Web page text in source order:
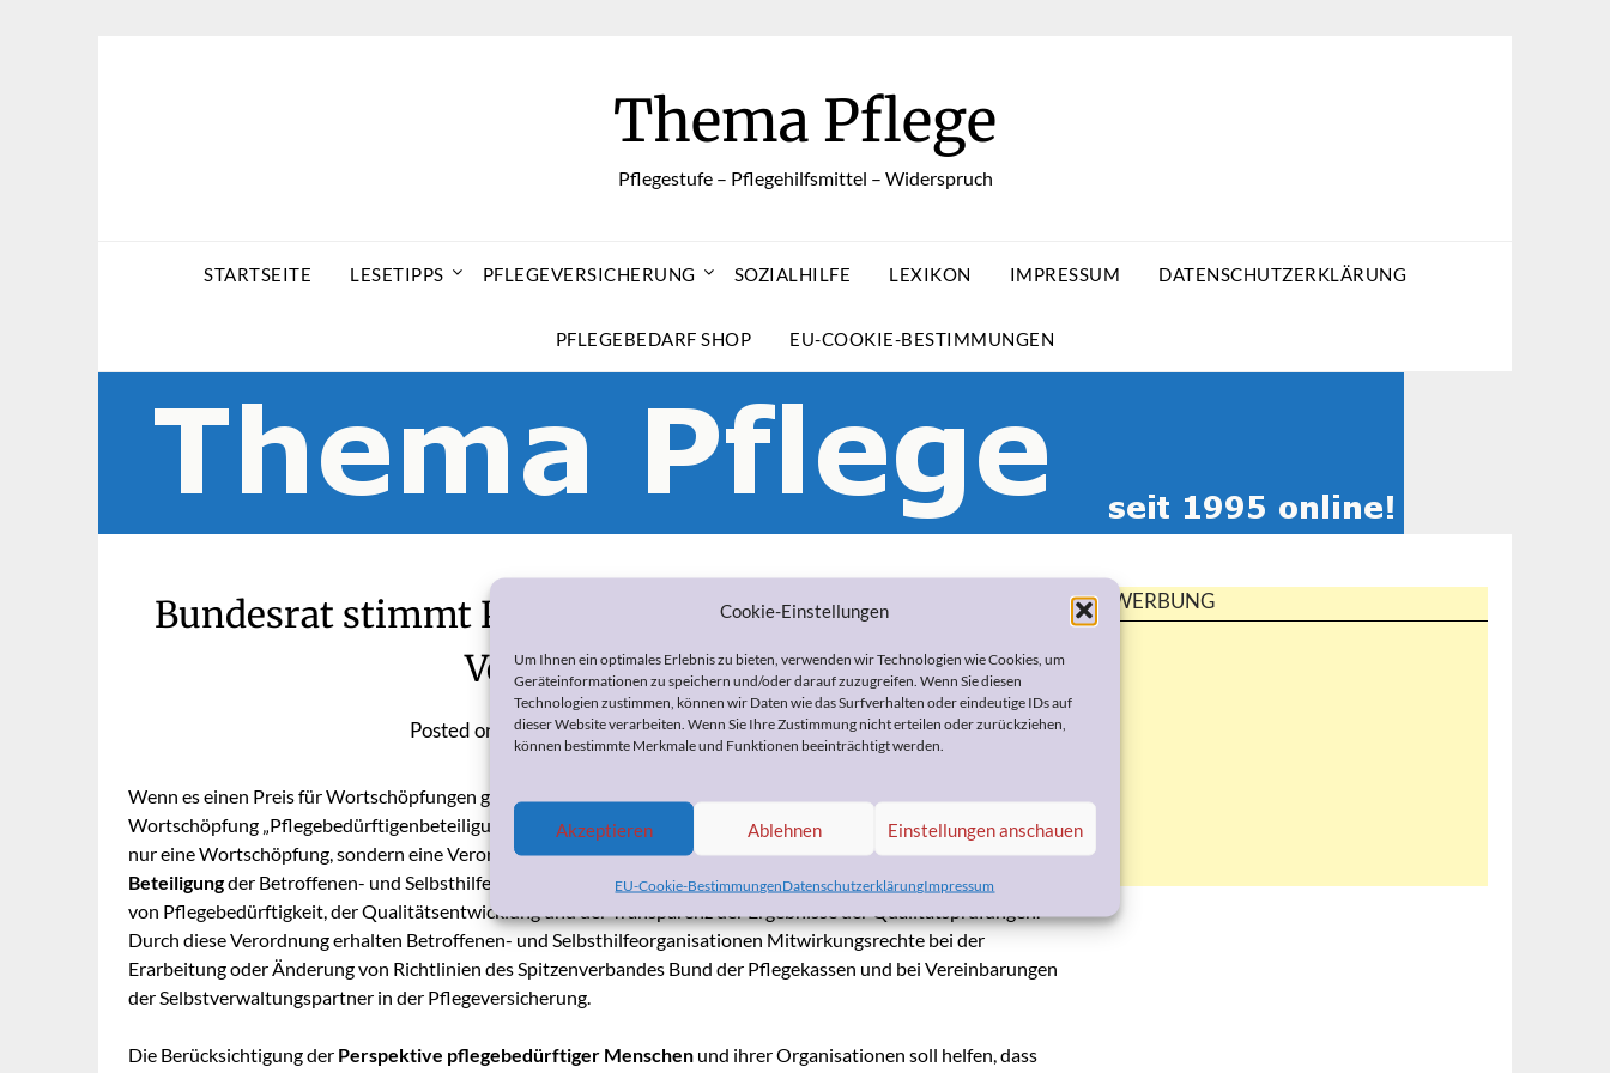
Cookie-Einstellungen
Um Ihnen ein optimales Erlebnis zu bieten, verwenden wir Technologien wie Cookies, um
Geräteinformationen zu speichern und/oder darauf zuzugreifen. Wenn Sie diesen
Technologien zustimmen, können wir Daten wie das Surfverhalten oder eindeutige IDs auf
dieser Website verarbeiten. Wenn Sie Ihre Zustimmung nicht erteilen oder zurückziehen,
können bestimmte Merkmale und Funktionen beeinträchtigt werden.
Akzeptieren Ablehnen Einstellungen anschauen
EU-Cookie-BestimmungenDatenschutzerklärungImpressum
Thema Pflege
Pflegestufe – Pflegehilfsmittel – Widerspruch
STARTSEITE LESETIPPS PFLEGEVERSICHERUNG SOZIALHILFE LEXIKON IMPRESSUM DATENSCHUTZERKLÄRUNG
PFLEGEBEDARF SHOP EU-COOKIE-BESTIMMUNGEN
Bundesrat stimmt Pflegebedürftigenbeteiligungs-
Verordnung zu
Posted on 15. April 2013byHeike Bohnes
Wenn es einen Preis für Wortschöpfungen gäbe, hätte die Bundesregierung ihn mit ihrer neuesten
Wortschöpfung „Pflegebedürftigenbeteiligungs-Verordnung“ wahrlich verdient. Allerdings ist dieser Begriff nicht
nur eine Wortschöpfung, sondern eine Verordnung, der derBundesrat zugestimmthat. Sie regelt einestärkere
Beteiligungder Betroffenen- und Selbsthilfeorganisationen in den Bereichen der Begutachtung zur Feststellung
von Pflegebedürftigkeit, der Qualitätsentwicklung und der Transparenz der Ergebnisse der Qualitätsprüfungen.
Durch diese Verordnung erhalten Betroffenen- und Selbsthilfeorganisationen Mitwirkungsrechte bei der
Erarbeitung oder Änderung von Richtlinien des Spitzenverbandes Bund der Pflegekassen und bei Vereinbarungen
der Selbstverwaltungspartner in der Pflegeversicherung.
Die Berücksichtigung der Perspektive pflegebedürftiger Menschen und ihrer Organisationen soll helfen, dass
WERBUNG